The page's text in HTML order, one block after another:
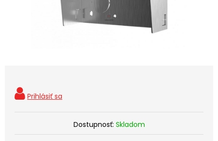
Dostupnosť: Skladom